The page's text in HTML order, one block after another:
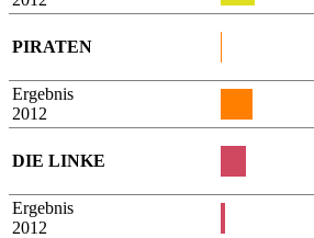
PIRATEN
Ergebnis
2012
DIE LINKE
Ergebnis
2012